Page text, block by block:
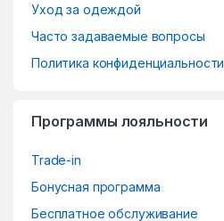
Уход за одеждой
Часто задаваемые вопросы
Политика конфиденциальности
Программы лояльности
Trade-in
Бонусная программа
Бесплатное обслуживание